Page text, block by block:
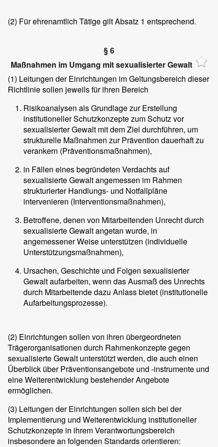
(2) Für ehrenamtlich Tätige gilt Absatz 1 entsprechend.
§ 6
Maßnahmen im Umgang mit sexualisierter Gewalt
(1) Leitungen der Einrichtungen im Geltungsbereich dieser
Richtlinie sollen jeweils für ihren Bereich
Risikoanalysen als Grundlage zur Erstellung
institutioneller Schutzkonzepte zum Schutz vor
sexualisierter Gewalt mit dem Ziel durchführen, um
strukturelle Maßnahmen zur Prävention dauerhaft zu
verankern (Präventionsmaßnahmen),
in Fällen eines begründeten Verdachts auf
sexualisierte Gewalt angemessen im Rahmen
strukturierter Handlungs- und Notfallpläne
intervenieren (Interventionsmaßnahmen),
Betroffene, denen von Mitarbeitenden Unrecht durch
sexualisierte Gewalt angetan wurde, in
angemessener Weise unterstützen (individuelle
Unterstützungsmaßnahmen),
Ursachen, Geschichte und Folgen sexualisierter
Gewalt aufarbeiten, wenn das Ausmaß des Unrechts
durch Mitarbeitende dazu Anlass bietet (institutionelle
Aufarbeitungsprozesse).
(2) Einrichtungen sollen von ihren übergeordneten
Trägerorganisationen durch Rahmenkonzepte gegen
sexualisierte Gewalt unterstützt werden, die auch einen
Überblick über Präventionsangebote und -instrumente und
eine Weiterentwicklung bestehender Angebote
ermöglichen.
(3) Leitungen der Einrichtungen sollen sich bei der
Implementierung und Weiterentwicklung institutioneller
Schutzkonzepte in ihrem Verantwortungsbereich
insbesondere an folgenden Standards orientieren: